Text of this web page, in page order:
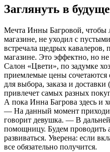
Заглянуть в
Мечта Инны Багровой, чтобы
магазине, не уходил с
встречала щедрых кавалеров,
магазине. Это эффектно, но
Салон «Цвети», по задумке
приемлемые цены
для выбора, заказа и
привлечет самых разных
А пока Инна Багрова здесь и
— На данный момент
говорит девушка. — В
помощницу. Будем
развиваться. Уверена: если
все обязательно получится.